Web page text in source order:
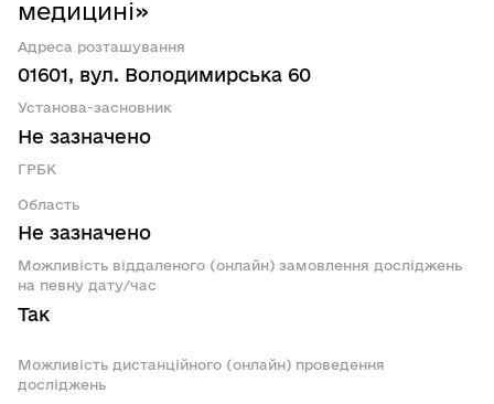
медицині»
Адреса розташування
01601, вул. Володимирська 60
Установа-засновник
Не зазначено
ГРБК
Область
Не зазначено
Можливість віддаленого (онлайн) замовлення досліджень
на певну дату/час
Так
Можливість дистанційного (онлайн) проведення
досліджень